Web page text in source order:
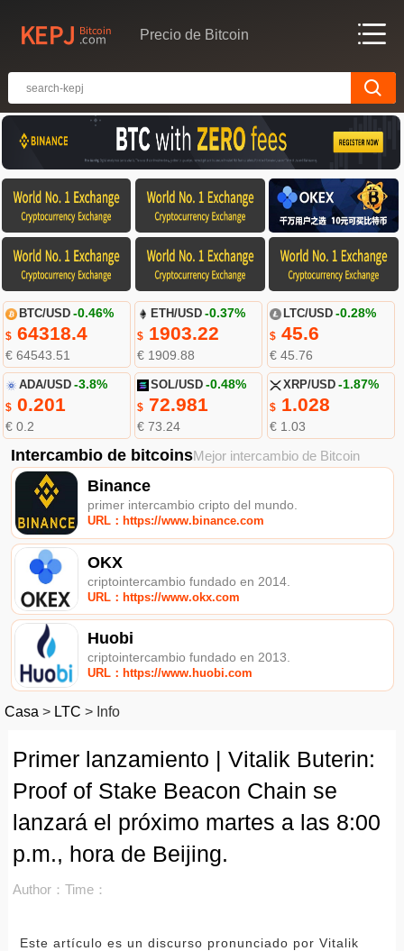
Precio de Bitcoin
BTC/USD -0.46%
$64318.4
€ 64543.51
ETH/USD -0.37%
$ 1903.22
€ 1909.88
LTC/USD -0.28%
$45.6
€ 45.76
ADA/USD -3.8%
$0.201
€ 0.2
SOL/USD -0.48%
$ 72.981
€ 73.24
XRP/USD -1.87%
$1.028
€ 1.03
Intercambio de bitcoinsMejor intercambio de Bitcoin
Binance
primer intercambio cripto del mundo.
URL：https://www.binance.com
OKX
criptointercambio fundado en 2014.
URL：https://www.okx.com
Huobi
criptointercambio fundado en 2013.
URL：https://www.huobi.com
Casa > LTC > Info
Primer lanzamiento | Vitalik Buterin:
Proof of Stake Beacon Chain se
lanzará el próximo martes a las 8:00
p.m., hora de Beijing.
Author： Time：
Este artículo es un discurso pronunciado por Vitalik